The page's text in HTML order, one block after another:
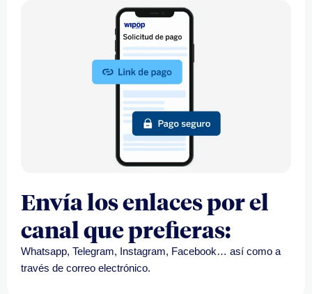
Envía los enlaces por el
canal que prefieras:
Whatsapp, Telegram, Instagram, Facebook… así como a
través de correo electrónico.